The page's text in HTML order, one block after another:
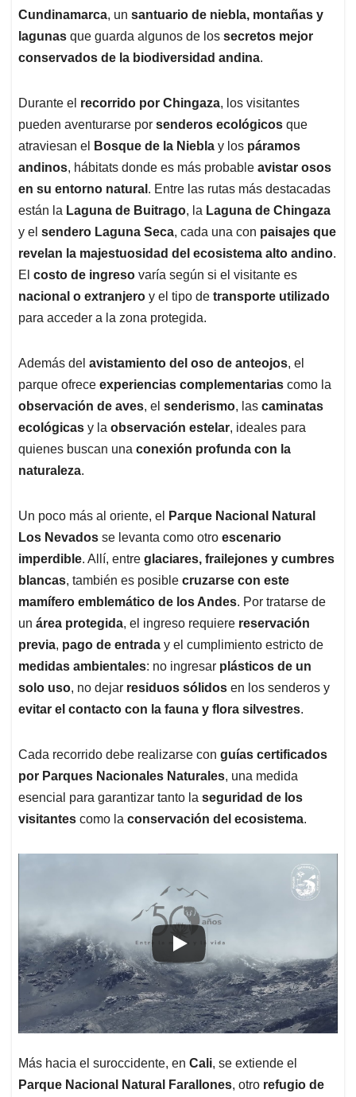
Cundinamarca, un santuario de niebla, montañas y
lagunas que guarda algunos de los secretos mejor
conservados de la biodiversidad andina.
Durante el recorrido por Chingaza, los visitantes
pueden aventurarse por senderos ecológicos que
atraviesan el
Bosque de la Niebla y los páramos
andinos, hábitats donde es más probable avistar osos
en su entorno natural . Entre las rutas más destacadas
están la Laguna de Buitrago, la Laguna de Chingaza
y el sendero Laguna Seca, cada una con paisajes que
revelan la majestuosidad del ecosistema alto andino.
El costo de ingreso varía según si el visitante es
nacional o extranjero y el tipo de transporte utilizado
para acceder a la zona protegida.
Además del avistamiento del oso de anteojos, el
parque ofrece experiencias complementarias como la
observación de aves, el senderismo, las caminatas
ecológicas y la observación estelar, ideales para
quienes buscan una conexión profunda con la
naturaleza.
Un poco más al oriente, el
Parque Nacional Natural
Los Nevados se levanta como otro escenario
imperdible. Allí, entre glaciares, frailejones y cumbres
blancas, también es posible cruzarse con este
mamífero emblemático de los Andes. Por tratarse de
un área protegida, el ingreso requiere reservación
previa, pago de entrada y el cumplimiento estricto de
medidas ambientales: no ingresar plásticos de un
solo uso, no dejar residuos sólidos en los senderos y
evitar el contacto con la fauna y flora silvestres.
Cada recorrido debe realizarse con guías certificados
por Parques Nacionales Naturales, una medida
esencial para garantizar tanto la seguridad de los
visitantes como la conservación del ecosistema.
Más hacia el suroccidente, en Cali, se extiende el
Parque Nacional Natural Farallones, otro refugio de